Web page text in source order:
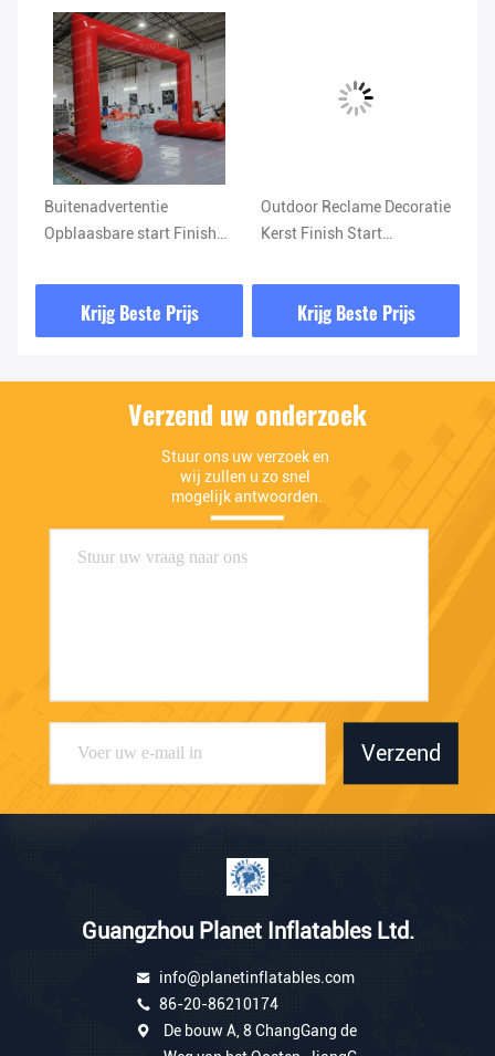
Buitenadvertentie
Opblaasbare start Finish
Marathon Doelwedstrijd
Opblaasbare boog
Krijg Beste Prijs
Outdoor Reclame Decoratie
Kerst Finish Start
toegangsboog Met logo
Krijg Beste Prijs
Verzend uw onderzoek
Stuur ons uw verzoek en
wij zullen u zo snel
mogelijk antwoorden.
Verzend
Guangzhou Planet Inflatables Ltd.
info@planetinflatables.com
86-20-86210174
De bouw A, 8 ChangGang de